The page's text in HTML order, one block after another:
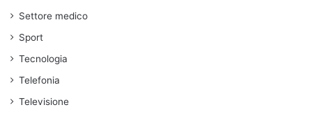
Settore medico
Sport
Tecnologia
Telefonia
Televisione